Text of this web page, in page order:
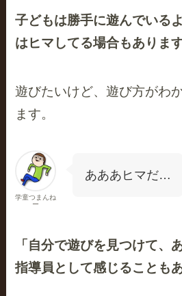
子どもは勝手に遊んでいる
はヒマしてる場合もあります
遊びたいけど、遊び方がわ
ます。
学童つまんね
ー
あああヒマだ…
「自分で遊びを見つけて、
指導員として感じることも